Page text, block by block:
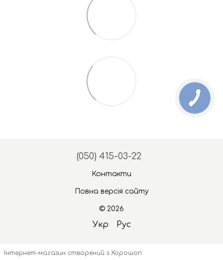
(050) 415-03-22
Контакти
Повна версія сайту
© 2026
Укр Рус
Інтернет-магазин створений з Хорошоп